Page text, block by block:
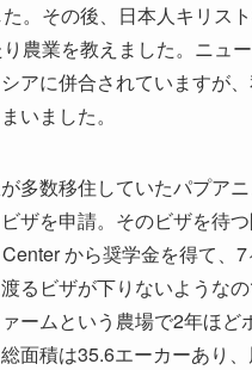
。その後、日本人キリス
農業を教えました。ニュ
アに併合されていますが
いました。
多数移住していたパプア
ザを申請。そのビザを待
から奨学金を得て、
るビザが下りないような
ームという農場で2年ほ
面積は35.6エーカーあり